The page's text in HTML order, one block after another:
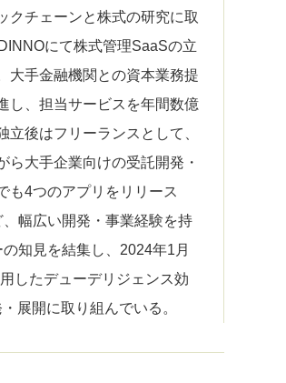
クチェーンと株式の研究に取
にて株式管理SaaSの立
大手金融機関との資本業務提
し、担当サービスを年間数億
後はフリーランスとして、
ら大手企業向けの受託開発・
も4つのアプリをリリース
幅広い開発・事業経験を持
知見を結集し、2024年1月
したデューデリジェンス効
展開に取り組んでいる。